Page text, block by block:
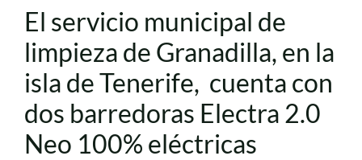
El servicio municipal de
limpieza de Granadilla, en la
isla de Tenerife, cuenta con
dos barredoras Electra 2.0
Neo 100% eléctricas